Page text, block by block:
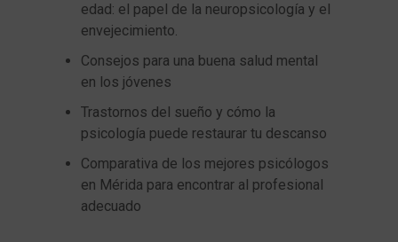
edad: el papel de la neuropsicología y el
envejecimiento.
Consejos para una buena salud mental
en los jóvenes
Trastornos del sueño y cómo la
psicología puede restaurar tu descanso
Comparativa de los mejores psicólogos
en Mérida para encontrar al profesional
adecuado